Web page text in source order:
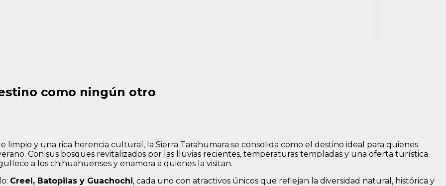
como ningún otro
limpio y una rica herencia cultural, la Sierra Tarahumara se consolida como el destino ideal para quienes
Con sus bosques revitalizados por las lluvias recientes, temperaturas templadas y una oferta turística
a los chihuahuenses y enamora a quienes la visitan.
Creel, Batopilas y Guachochi, cada uno con atractivos únicos que reflejan la diversidad natural, histórica y